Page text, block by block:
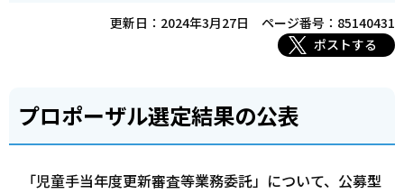
更新日：2024年3月27日
ページ番号：85140431
ポストする
プロポーザル選定結果の公表
「児童手当年度更新審査等業務委託」について、公募型